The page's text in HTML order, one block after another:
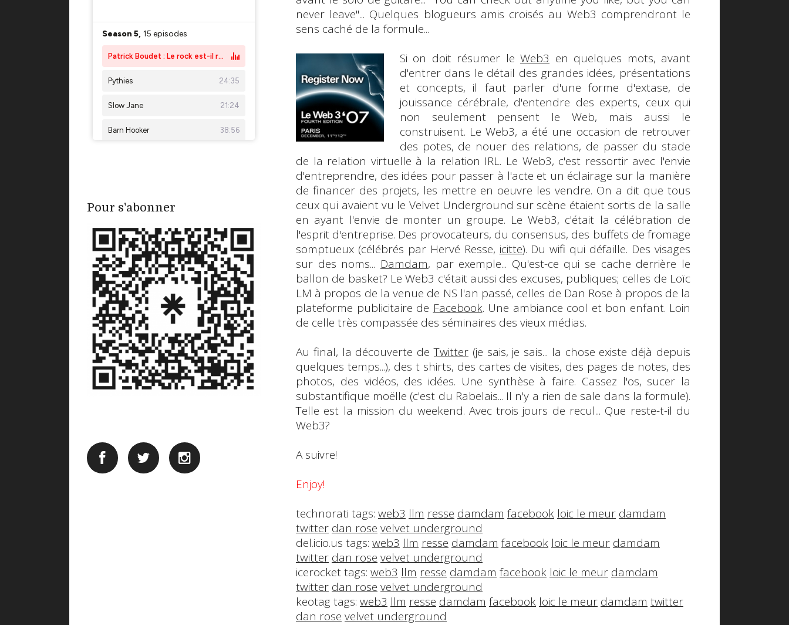
Pour s'abonner
never leave"... Quelques blogueurs amis croisés au Web3 comprendront le
sens caché de la formule...
Si on doit résumer leWeb3 en quelques mots, avant
d'entrer dans le détail des grandes idées, présentations
et concepts, il faut parler d'une forme d'extase, de
jouissance cérébrale, d'entendre des experts, ceux qui
non seulement pensent le Web, mais aussi le
construisent. Le Web3, a été une occasion de retrouver
des potes, de nouer des relations, de passer du stade
de la relation virtuelle à la relation IRL. Le Web3, c'est ressortir avec l'envie
d'entreprendre, des idées pour passer à l'acte et un éclairage sur la manière
de financer des projets, les mettre en oeuvre les vendre. On a dit que tous
ceux qui avaient vu le Velvet Underground sur scène étaient sortis de la salle
en ayant l'envie de monter un groupe. Le Web3, c'était la célébration de
l'esprit d'entreprise. Des provocateurs, du consensus, des buffets de fromage
somptueux (célébrés par Hervé Resse, icitte). Duwifi qui défaille. Des visages
sur des noms... Damdam, par exemple... Qu'est-ce qui se cache derrière le
ballon de basket? LeWeb3 c'était aussi des excuses, publiques; celles de Loïc
LM à propos de la venue de NS l'an passé, celles de Dan Rose à propos de la
plateforme publicitaire de Facebook. Une ambiance cool et bon enfant. Loin
de celle très compassée des séminaires des vieux médias.
Au final, la découverte deTwitter(je sais, je sais... la chose existe déjà depuis
quelques temps...), des t shirts, des cartes de visites, des pages de notes, des
photos, des vidéos, des idées. Une synthèse à faire. Cassez l'os, sucer la
substantifique moëlle (c'est du Rabelais... Il n'y a rien de sale dans la formule).
Telle est la mission du weekend. Avec trois jours de recul... Que reste-t-il du
Web3?
A suivre!
Enjoy!
technorati tags: web3 llm resse damdam facebook loic le meur damdam
twitter dan rose velvet underground
del.icio.us tags: web3 llm resse damdam facebook loic le meur damdam
twitter dan rose velvet underground
icerocket tags: web3 llm resse damdam facebook loic le meur damdam
twitter dan rose velvet underground
keotag tags: web3 llm resse damdam facebook loic le meur damdam twitter
dan rose velvet underground